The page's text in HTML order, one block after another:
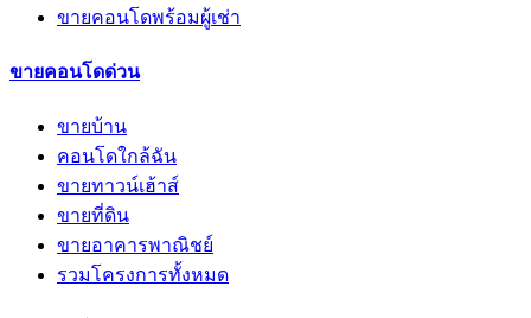
ขายคอนโดพร้อมผู้เช่า
ขายคอนโดด่วน
ขายบ้าน
คอนโดใกล้ฉัน
ขายทาวน์เฮ้าส์
ขายที่ดิน
ขายอาคารพาณิชย์
รวมโครงการทั้งหมด